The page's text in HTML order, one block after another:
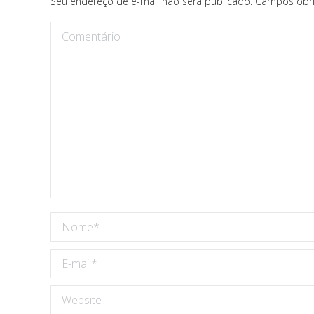
Comentário
Nome *
E-mail *
Website